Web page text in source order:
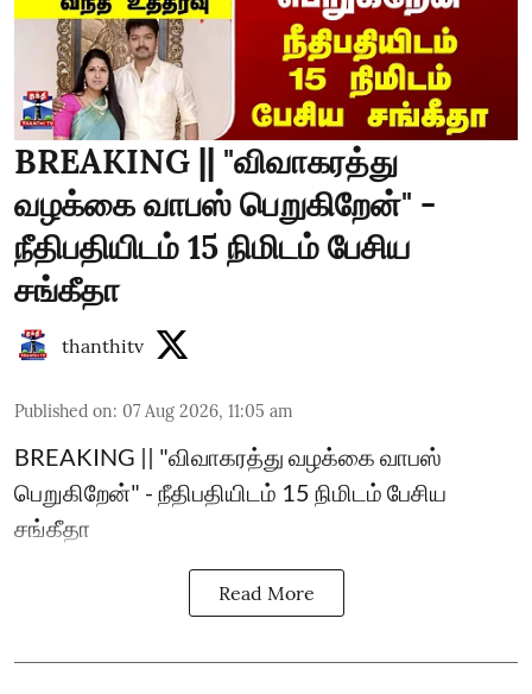
BREAKING || "விவாகரத்து
வழக்கை வாபஸ் பெறுகிறேன்" -
நீதிபதியிடம் 15 நிமிடம் பேசிய
சங்கீதா
thanthitv
Published on: 07 Aug 2026, 11:05 am
BREAKING || "விவாகரத்து வழக்கை வாபஸ்
பெறுகிறேன்" - நீதிபதியிடம் 15 நிமிடம் பேசிய
சங்கீதா
Read More